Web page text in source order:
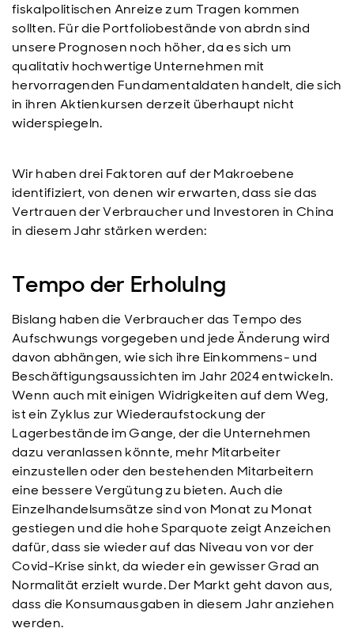
fiskalpolitischen Anreize zum Tragen kommen
sollten. Für die Portfoliobestände von abrdn sind
unsere Prognosen noch höher, da es sich um
qualitativ hochwertige Unternehmen mit
hervorragenden Fundamentaldaten handelt, die sich
in ihren Aktienkursen derzeit überhaupt nicht
widerspiegeln.
Wir haben drei Faktoren auf der Makroebene
identifiziert, von denen wir erwarten, dass sie das
Vertrauen der Verbraucher und Investoren in China
in diesem Jahr stärken werden:
Tempo der Erholulng
Bislang haben die Verbraucher das Tempo des
Aufschwungs vorgegeben und jede Änderung wird
davon abhängen, wie sich ihre Einkommens- und
Beschäftigungsaussichten im Jahr 2024 entwickeln.
Wenn auch mit einigen Widrigkeiten auf dem Weg,
ist ein Zyklus zur Wiederaufstockung der
Lagerbestände im Gange, der die Unternehmen
dazu veranlassen könnte, mehr Mitarbeiter
einzustellen oder den bestehenden Mitarbeitern
eine bessere Vergütung zu bieten. Auch die
Einzelhandelsumsätze sind von Monat zu Monat
gestiegen und die hohe Sparquote zeigt Anzeichen
dafür, dass sie wieder auf das Niveau von vor der
Covid-Krise sinkt, da wieder ein gewisser Grad an
Normalität erzielt wurde. Der Markt geht davon aus,
dass die Konsumausgaben in diesem Jahr anziehen
werden.